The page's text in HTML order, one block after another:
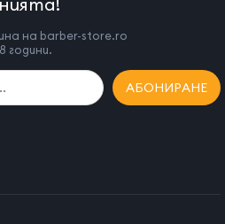
на barber-store.ro
години.
АБОНИРАНЕ